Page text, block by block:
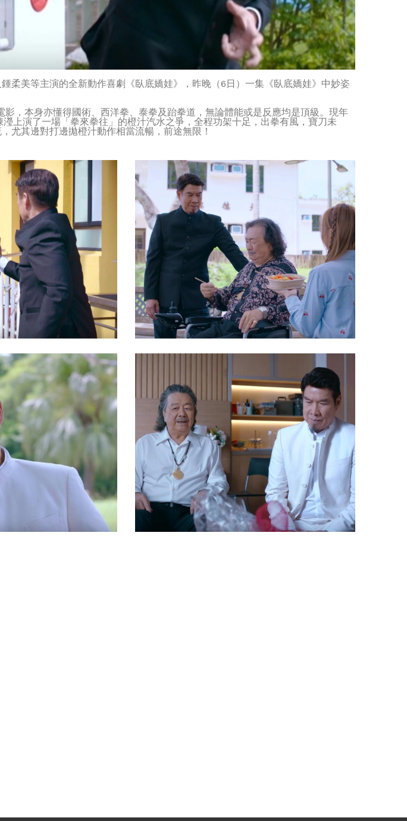
柔美等主演的全新動作喜劇《臥底嬌娃》，昨晚（6日）一集《臥底嬌娃》中妙姿
，本身亦懂得國術、西洋拳、泰拳及跆拳道，無論體能或是反應均是頂級。現年
上演了一場「拳來拳往」的橙汁汽水之爭，全程功架十足，出拳有風，寶刀未
尤其邊對打邊拋橙汁動作相當流暢，前途無限！